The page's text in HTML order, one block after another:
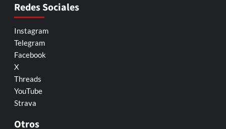
Redes Sociales
Instagram
Telegram
Facebook
X
Threads
YouTube
Strava
Otros